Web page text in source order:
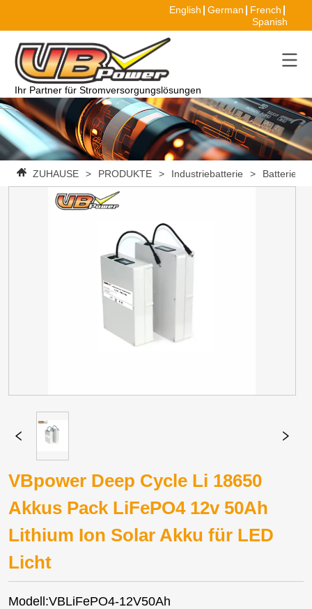
English German
French
Spanish
Ihr Partner für Stromversorgungslösungen
ZUHAUSE > PRODUKTE > Industriebatterie >
VBpower Deep Cycle Li 18650
Akkus Pack LiFePO4 12v 50Ah
Lithium Ion Solar Akku für LED
Licht
Modell:VBLiFePO4-12V50Ah